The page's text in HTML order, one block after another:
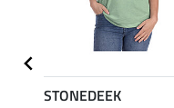
STONEDEEK